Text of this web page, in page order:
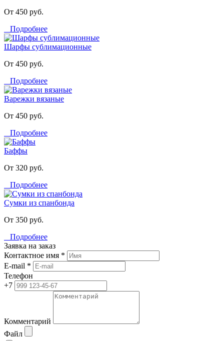
От 450 руб.
Подробнее
Шарфы сублимационные
От 450 руб.
Подробнее
Варежки вязаные
От 450 руб.
Подробнее
Баффы
От 320 руб.
Подробнее
Сумки из спанбонда
От 350 руб.
Подробнее
Заявка на заказ
Контактное имя *
E-mail *
Телефон
+7
Комментарий
Файл